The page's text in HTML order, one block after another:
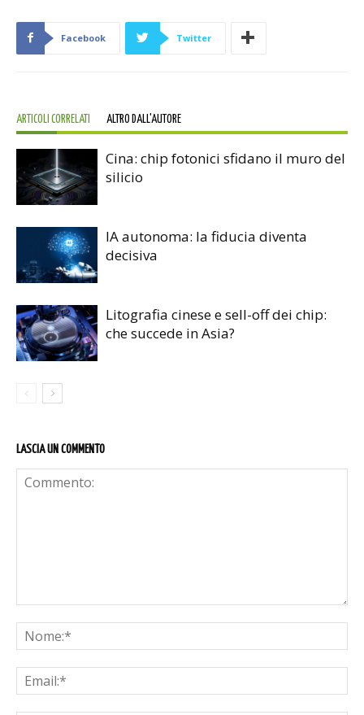
Facebook Twitter
ARTICOLI CORRELATI ALTRO DALL'AUTORE
Cina: chip fotonici sfidano il muro del
silicio
IA autonoma: la fiducia diventa
decisiva
Litografia cinese e sell-off dei chip:
che succede in Asia?
LASCIA UN COMMENTO